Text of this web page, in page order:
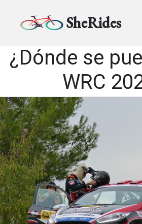
SheRides
¿Dónde se
WRC